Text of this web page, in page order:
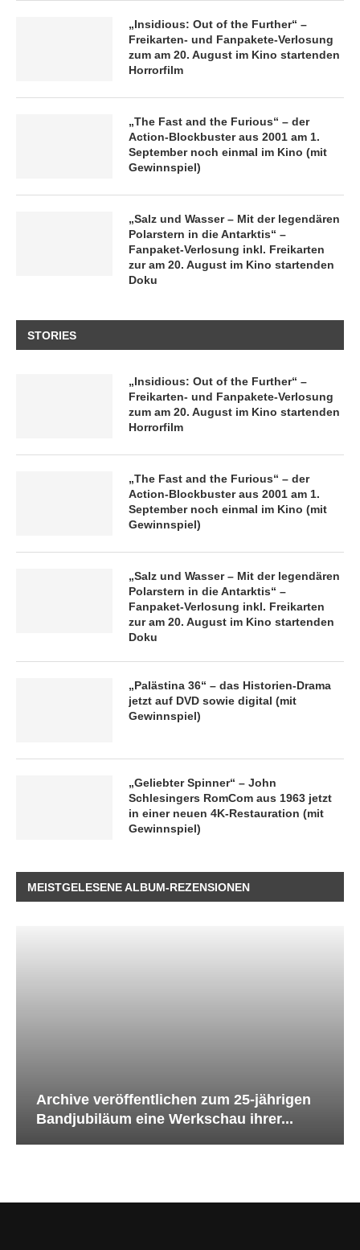
„Insidious: Out of the Further“ –
Freikarten- und Fanpakete-Verlosung
zum am 20. August im Kino startenden
Horrorfilm
„The Fast and the Furious“ – der
Action-Blockbuster aus 2001 am 1.
September noch einmal im Kino (mit
Gewinnspiel)
„Salz und Wasser – Mit der legendären
Polarstern in die Antarktis“ –
Fanpaket-Verlosung inkl. Freikarten
zur am 20. August im Kino startenden
Doku
STORIES
„Insidious: Out of the Further“ –
Freikarten- und Fanpakete-Verlosung
zum am 20. August im Kino startenden
Horrorfilm
„The Fast and the Furious“ – der
Action-Blockbuster aus 2001 am 1.
September noch einmal im Kino (mit
Gewinnspiel)
„Salz und Wasser – Mit der legendären
Polarstern in die Antarktis“ –
Fanpaket-Verlosung inkl. Freikarten
zur am 20. August im Kino startenden
Doku
„Palästina 36“ – das Historien-Drama
jetzt auf DVD sowie digital (mit
Gewinnspiel)
„Geliebter Spinner“ – John
Schlesingers RomCom aus 1963 jetzt
in einer neuen 4K-Restauration (mit
Gewinnspiel)
MEISTGELESENE ALBUM-REZENSIONEN
Archive veröffentlichen zum 25-jährigen
Bandjubiläum eine Werkschau ihrer...